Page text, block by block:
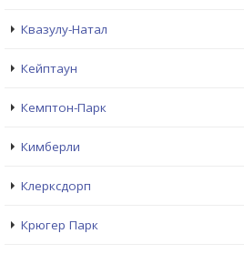
Квазулу-Натал
Кейптаун
Кемптон-Парк
Кимберли
Клерксдорп
Крюгер Парк